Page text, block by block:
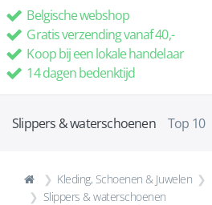
Belgische webshop
Gratis verzending vanaf 40,-
Koop bij een lokale handelaar
14 dagen bedenktijd
Slippers & waterschoenen Top 10
Kleding, Schoenen & Juwelen
Slippers & waterschoenen